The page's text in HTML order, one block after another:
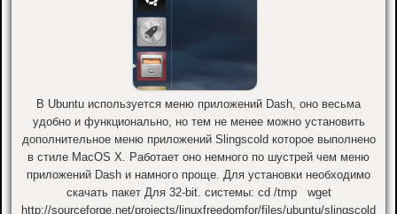
В Ubuntu используется меню приложений Dash, оно весьма
удобно и функционально, но тем не менее можно установить
дополнительное меню приложений Slingscold которое выполнено
в стиле MacOS X. Работает оно немного по шустрей чем меню
приложений Dash и намного проще. Для установки необходимо
скачать пакет Для 32-bit. системы: cd /tmp wget
http://sourceforge.net/projects/linuxfreedomfor/files/ubuntu/slingscold